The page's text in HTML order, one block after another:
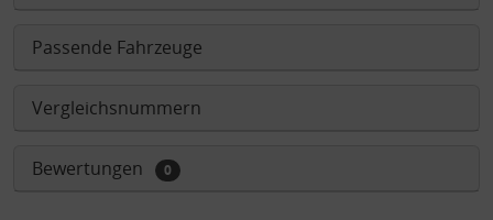
Passende Fahrzeuge
Vergleichsnummern
Bewertungen 0